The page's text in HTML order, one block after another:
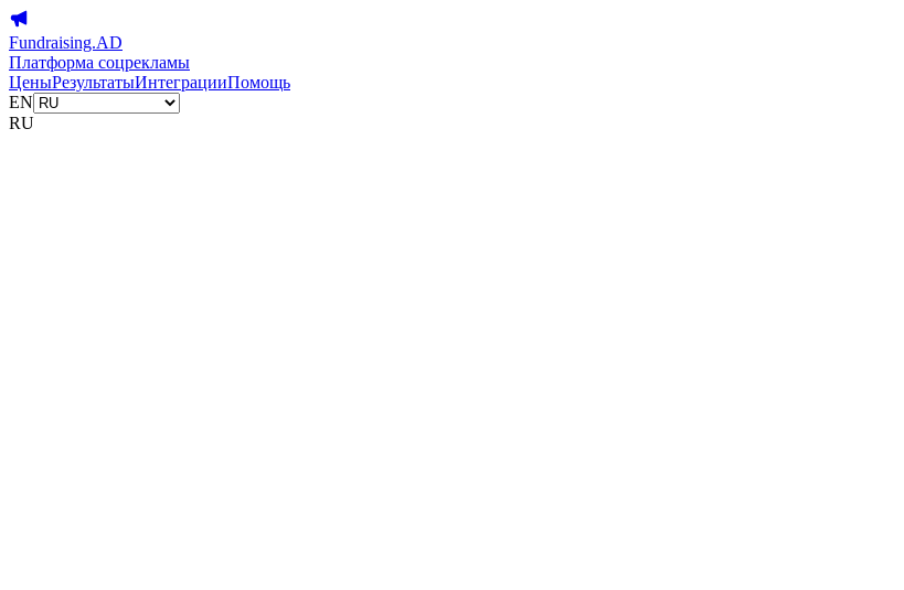
Fundraising.AD
Платформа соцрекламы
ЦеныРезультатыИнтеграцииПомощь
EN
RU